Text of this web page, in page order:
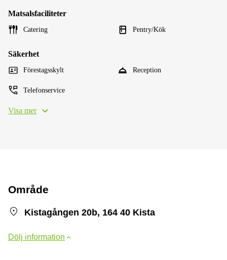
Matsalsfaciliteter
Catering Pentry/Kök
Säkerhet
Förestagsskylt Reception
Telefonservice
Visa mer
Område
Kistagången 20b, 164 40 Kista
Dölj information